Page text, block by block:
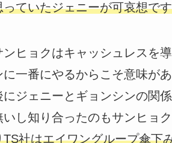
っていたジェニーが可哀想で
ンヒョクはキャッシュレスを
に一番にやるからこそ意味が
にジェニーとギョンシンの関
いし知り合ったのもサンヒョ
TS社はエイワングループ傘下